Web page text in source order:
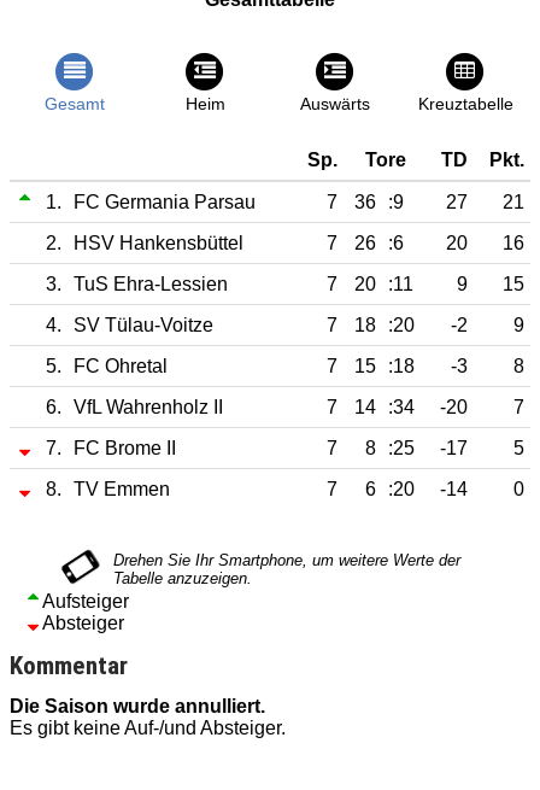
Gesamt Heim Auswärts Kreuztabelle
Sp. Tore TD Pkt.
1. FC Germania Parsau 7 36 :9 27
21
2.
HSV Hankensbüttel 7 26 :6 20
16
3.
TuS Ehra-Lessien 7 20 :11 9
15
4.
SV Tülau-Voitze 7 18 :20 -2
9
5.
FC Ohretal 7 15 :18 -3
8
6.
VfL Wahrenholz II 7 14 :34 -20
7
7.
FC Brome II 7 8 :25 -17
5
8.
TV Emmen 7 6 :20 -14 0
Aufsteiger
Absteiger
Kommentar
Die Saison wurde annulliert.
Es gibt keine Auf-/und Absteiger.